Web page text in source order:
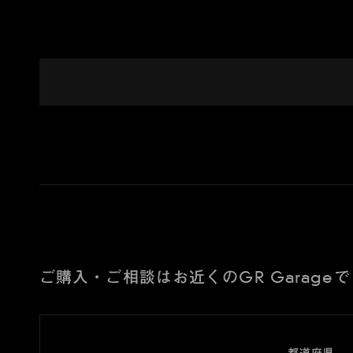
ご購入・ご相談はお近くのGR Garageで